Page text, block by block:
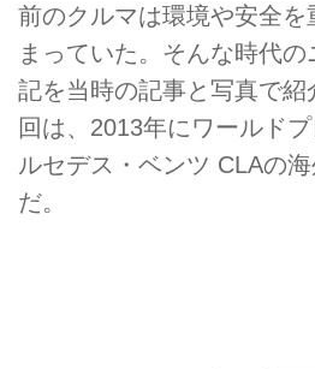
前のクルマは環境や安全を
まっていた。そんな時代
記を当時の記事と写真で紹
回は、2013年にワールド
ルセデス・ベンツ CLAの
だ。